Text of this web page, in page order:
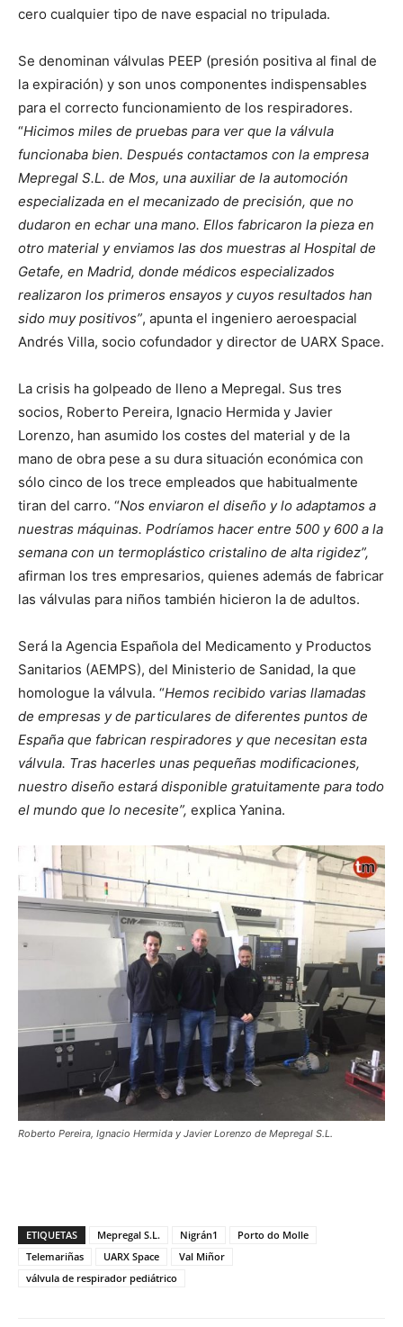
cero cualquier tipo de nave espacial no tripulada.
Se denominan válvulas PEEP (presión positiva al final de
la expiración) y son unos componentes indispensables
para el correcto funcionamiento de los respiradores.
“Hicimos miles de pruebas para ver que la válvula
funcionaba bien. Después contactamos con la empresa
Mepregal S.L. de Mos, una auxiliar de la automoción
especializada en el mecanizado de precisión, que no
dudaron en echar una mano. Ellos fabricaron la pieza en
otro material y enviamos las dos muestras al Hospital de
Getafe, en Madrid, donde médicos especializados
realizaron los primeros ensayos y cuyos resultados han
sido muy positivos”, apunta el ingeniero aeroespacial
Andrés Villa, socio cofundador y director de UARX Space.
La crisis ha golpeado de lleno a Mepregal. Sus tres
socios, Roberto Pereira, Ignacio Hermida y Javier
Lorenzo, han asumido los costes del material y de la
mano de obra pese a su dura situación económica con
sólo cinco de los trece empleados que habitualmente
tiran del carro. “Nos enviaron el diseño y lo adaptamos a
nuestras máquinas. Podríamos hacer entre 500 y 600 a la
semana con un termoplástico cristalino de alta rigidez”,
afirman los tres empresarios, quienes además de fabricar
las válvulas para niños también hicieron la de adultos.
Será la Agencia Española del Medicamento y Productos
Sanitarios (AEMPS), del Ministerio de Sanidad, la que
homologue la válvula. “Hemos recibido varias llamadas
de empresas y de particulares de diferentes puntos de
España que fabrican respiradores y que necesitan esta
válvula. Tras hacerles unas pequeñas modificaciones,
nuestro diseño estará disponible gratuitamente para todo
el mundo que lo necesite”, explica Yanina.
Roberto Pereira, Ignacio Hermida y Javier Lorenzo de Mepregal S.L.
ETIQUETAS Mepregal S.L. Nigrán1
Porto do Molle
Telemariñas
UARX Space
Val Miñor
válvula de respirador pediátrico